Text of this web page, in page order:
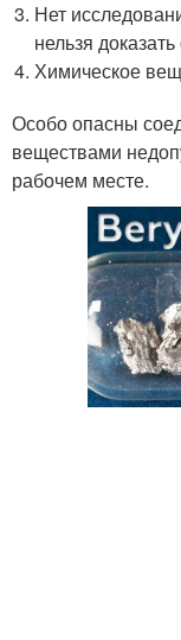
Нет
нельзя
Химическое
Особо опасны
веществами
рабочем месте.